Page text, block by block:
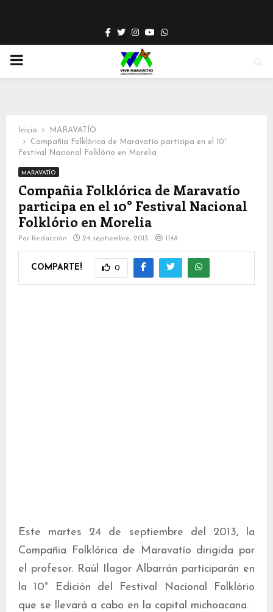
Facebook
TwitterInstagram
YoutubeWhatsapp
PRIMARY
Inicio
MARAVATÍO
Compañia Folklórica de Maravatío participa en el 10°
Festival Nacional Folklório en Morelia
MARAVATÍO
Compañia Folklórica de Maravatío
participa en el 10° Festival Nacional
Folklório en Morelia
Por Redacción 24 septiembre, 2013 1148
COMPARTE! 0
Este martes 24 de septiembre del 2013, la
Compañia Folklórica de Maravatío dirigida por
el profesor. Raúl Ilagor Albarrán participarán en
la 10° Edición del Festival Nacional Folklório
que se llevará a cabo en la capital michoacana.